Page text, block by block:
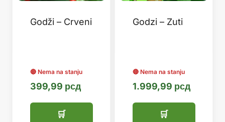
Godži – Crveni
399,99 рсд
Godzi – Zuti
1.999,99 рсд